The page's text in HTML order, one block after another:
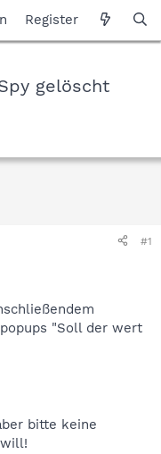
Register
gelöscht
#1
"Soll der wert
bitte keine